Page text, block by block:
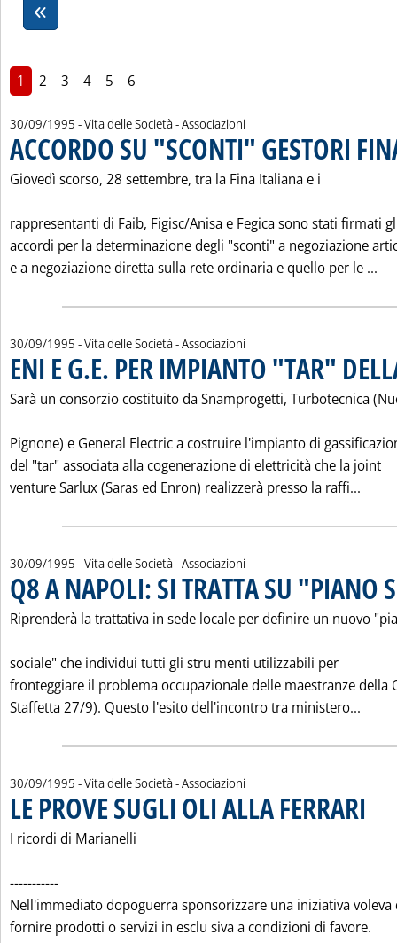
1 2 3 4 5 6
30/09/1995 - Vita delle Società - Associazioni
ACCORDO SU "SCONTI" GESTORI
Giovedì scorso, 28 settembre, tra la Fina Italiana e i
rappresentanti di Faib, Figisc/Anisa e Fegica sono stati firmati
accordi per la determinazione degli "sconti" a negoziazione
e a negoziazione diretta sulla rete ordinaria e quello per le ...
30/09/1995 - Vita delle Società - Associazioni
ENI E G.E. PER IMPIANTO "TAR"
Sarà un consorzio costituito da Snamprogetti, Turbotecnica
Pignone) e General Electric a costruire l'impianto di
del "tar" associata alla cogenerazione di elettricità che la joint
venture Sarlux (Saras ed Enron) realizzerà presso la raffi...
30/09/1995 - Vita delle Società - Associazioni
Q8 A NAPOLI: SI TRATTA SU "PIANO
Riprenderà la trattativa in sede locale per definire un nuovo
sociale" che individui tutti gli stru menti utilizzabili per
fronteggiare il problema occupazionale delle maestranze della
Staffetta 27/9). Questo l'esito dell'incontro tra ministero...
30/09/1995 - Vita delle Società - Associazioni
LE PROVE SUGLI OLI ALLA FERRARI
I ricordi di Marianelli
-----------
Nell'immediato dopoguerra sponsorizzare una iniziativa voleva
fornire prodotti o servizi in esclu siva a condizioni di favore.